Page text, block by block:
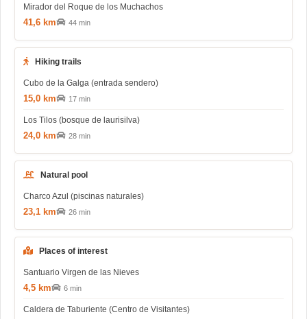
Mirador del Roque de los Muchachos
41,6 km 44 min
Hiking trails
Cubo de la Galga (entrada sendero)
15,0 km 17 min
Los Tilos (bosque de laurisilva)
24,0 km 28 min
Natural pool
Charco Azul (piscinas naturales)
23,1 km 26 min
Places of interest
Santuario Virgen de las Nieves
4,5 km 6 min
Caldera de Taburiente (Centro de Visitantes)